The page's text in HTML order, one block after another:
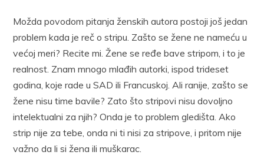
Možda povodom pitanja ženskih autora postoji još jedan
problem kada je reč o stripu. Zašto se žene ne nameću u
većoj meri? Recite mi. Žene se ređe bave stripom, i to je
realnost. Znam mnogo mlađih autorki, ispod trideset
godina, koje rade u SAD ili Francuskoj. Ali ranije, zašto se
žene nisu time bavile? Zato što stripovi nisu dovoljno
intelektualni za njih? Onda je to problem gledišta. Ako
strip nije za tebe, onda ni ti nisi za stripove, i pritom nije
važno da li si žena ili muškarac.